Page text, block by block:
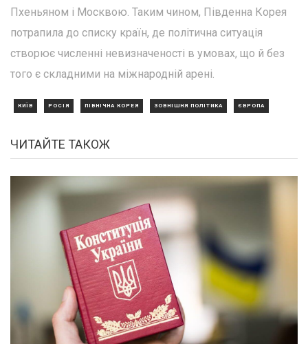
Пхеньяном і Москвою. Таким чином, Південна Корея
потрапила до списку країн, де політична ситуація
створює численні невизначеності в умовах, що й без
того є складними на міжнародній арені.
КИЇВ РОСІЯ ПІВНІЧНА КОРЕЯ ЗОВНІШНЯ ПОЛІТИКА ЄВРОПА
ЧИТАЙТЕ ТАКОЖ